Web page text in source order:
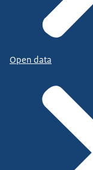
Open data